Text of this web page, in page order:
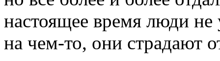
настоящее время люди не
на чем-то, они страдают